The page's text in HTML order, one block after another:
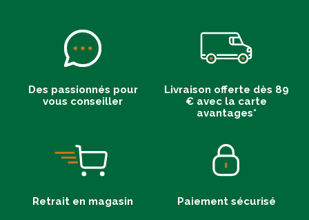
Des passionnés pour
vous conseiller
Livraison offerte dès 89
€ avec la carte
avantages*
Retrait en magasin Paiement sécurisé